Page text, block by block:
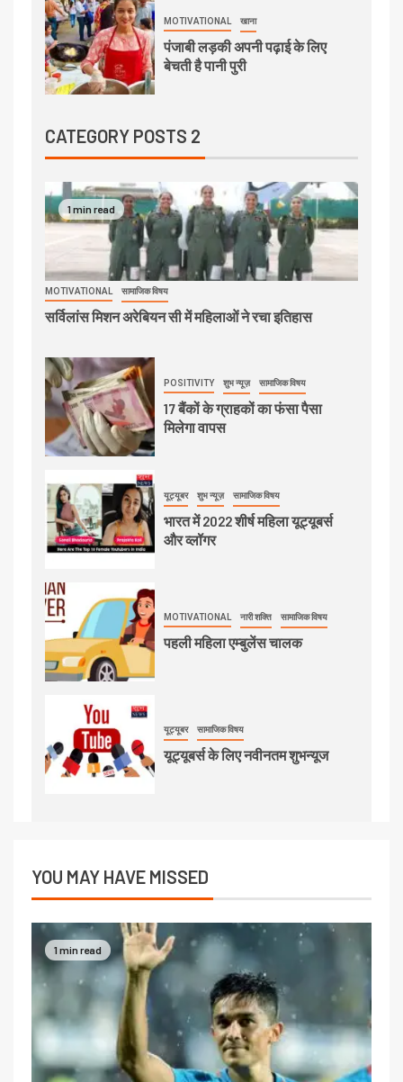
MOTIVATIONAL खाना
पंजाबी लड़की अपनी पढ़ाई के लिए
बेचती है पानी पुरी
CATEGORY POSTS 2
1 min read
MOTIVATIONAL सामाजिक विषय
सर्विलांस मिशन अरेबियन सी में महिलाओं ने रचा इतिहास
POSITIVITY शुभ न्यूज़ सामाजिक विषय
17 बैंकों के ग्राहकों का फंसा पैसा
मिलेगा वापस
यूट्यूबर शुभ न्यूज़ सामाजिक विषय
भारत में 2022 शीर्ष महिला यूट्यूबर्स
और व्लॉगर
MOTIVATIONAL नारी शक्ति सामाजिक विषय
पहली महिला एम्बुलेंस चालक
यूट्यूबर सामाजिक विषय
यूट्यूबर्स के लिए नवीनतम शुभन्यूज
YOU MAY HAVE MISSED
1 min read